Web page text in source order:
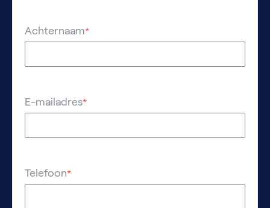
Achternaam*
E-mailadres*
Telefoon*